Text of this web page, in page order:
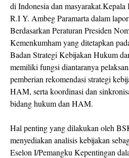
di Indonesia dan
R.I Y. Ambeg Paramarta dalam
Berdasarkan Peraturan Presiden
Kemenkumham yang ditetapkan
Badan Strategi Kebijakan Hukum
memiliki fungsi diantaranya
pemberian rekomendasi strategi
HAM, serta koordinasi dan
bidang hukum dan HAM.
Hal penting yang dilakukan oleh
menyediakan analisis kebijakan
Eselon I/Pemangku Kepentingan